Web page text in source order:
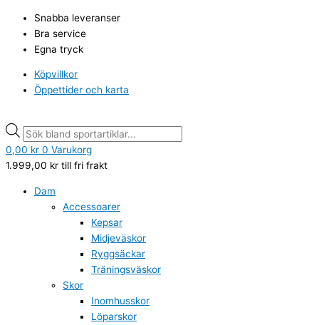
innehåll
Snabba leveranser
Bra service
Egna tryck
Köpvillkor
Öppettider och karta
search
0,00 kr 0 Varukorg
1.999,00 kr till fri frakt
Dam
Accessoarer
Kepsar
Midjeväskor
Ryggsäckar
Träningsväskor
Skor
Inomhusskor
Löparskor
search
Traa,
ÅKLE